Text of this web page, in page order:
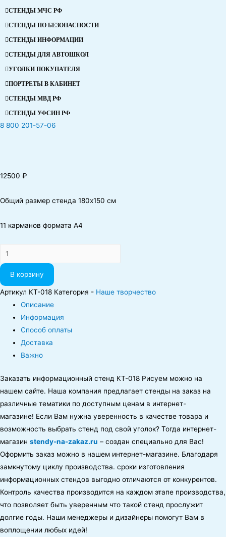
СТЕНДЫ МЧС РФ
СТЕНДЫ ПО БЕЗОПАСНОСТИ
СТЕНДЫ ИНФОРМАЦИИ
СТЕНДЫ ДЛЯ АВТОШКОЛ
УГОЛКИ ПОКУПАТЕЛЯ
ПОРТРЕТЫ В КАБИНЕТ
СТЕНДЫ МВД РФ
СТЕНДЫ УФСИН РФ
8 800 201-57-06
12500 ₽
Общий размер стенда 180х150 см
11 карманов формата А4
Количество
В корзину
Артикул КT-018 Категория - Наше творчество
Описание
Информация
Способ оплаты
Доставка
Важно
Заказать информационный стенд КT-018 Рисуем можно на
нашем сайте. Наша компания предлагает стенды на заказ на
различные тематики по доступным ценам в интернет-
магазине! Если Вам нужна уверенность в качестве товара и
возможность выбрать стенд под свой уголок? Тогда интернет-
магазин stendy-na-zakaz.ru – создан специально для Вас!
Оформить заказ можно в нашем интернет-магазине. Благодаря
замкнутому циклу производства. сроки изготовления
информационных стендов выгодно отличаются от конкурентов.
Контроль качества производится на каждом этапе производства,
что позволяет быть уверенным что такой стенд прослужит
долгие годы. Наши менеджеры и дизайнеры помогут Вам в
воплощении любых идей!